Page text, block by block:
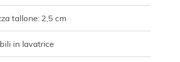
tallone: 2,5 cm
in lavatrice